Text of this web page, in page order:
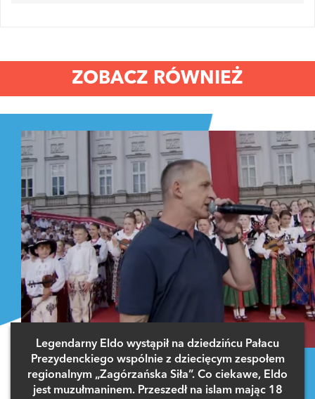
ZOBACZ RÓWNIEŻ
Legendarny Eldo wystąpił na dziedzińcu Pałacu
Prezydenckiego wspólnie z dziecięcym zespołem
regionalnym „Zagórzańska Siła”. Co ciekawe, Eldo
jest muzułmaninem. Przeszedł na islam mając 18